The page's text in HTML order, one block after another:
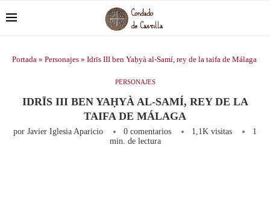
Portada » Personajes » Idrīs III ben Yaḥyà al-Samí, rey de la taifa de Málaga
PERSONAJES
IDRĪS III BEN YAḤYÀ AL-SAMÍ, REY DE LA
TAIFA DE MÁLAGA
por Javier Iglesia Aparicio 0 comentarios 1,1K visitas
1
min. de lectura